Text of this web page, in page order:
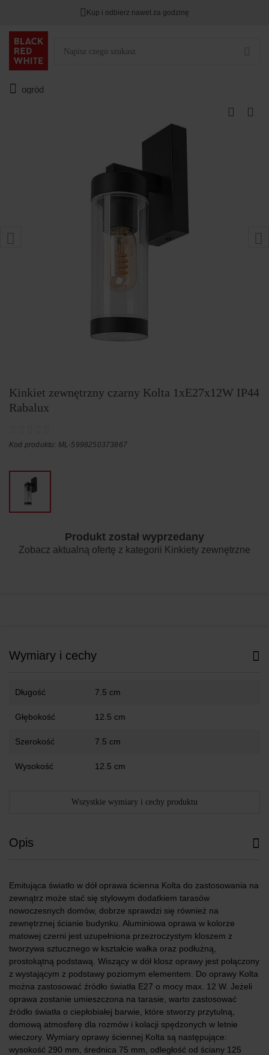
Kup i odbierz nawet za godzinę
ogród
Kinkiet zewnętrzny czarny Kolta 1xE27x12W IP44
Rabalux
Kod produktu: ML-5998250373867
Produkt został wyprzedany
Zobacz aktualną ofertę z kategorii Kinkiety zewnętrzne
Wymiary i cechy
Długość 7.5 cm
Głębokość 12.5 cm
Szerokość 7.5 cm
Wysokość 12.5 cm
Wszystkie wymiary i cechy produktu
Opis
Emitująca światło w dół oprawa ścienna Kolta do zastosowania na
zewnątrz może stać się stylowym dodatkiem tarasów
nowoczesnych domów, dobrze sprawdzi się również na
zewnętrznej ścianie budynku. Aluminiowa oprawa w kolorze
matowej czerni jest uzupełniona przezroczystym kloszem z
tworzywa sztucznego w kształcie wałka oraz podłużną,
prostokątną podstawą. Wiszący w dół klosz oprawy jest połączony
z wystającym z podstawy poziomym elementem. Do oprawy Kolta
można zastosować źródło światła E27 o mocy max. 12 W. Jeżeli
oprawa zostanie umieszczona na tarasie, warto zastosować
źródło światła o ciepłobiałej barwie, które stworzy przytulną,
domową atmosferę dla rozmów i kolacji spędzonych w letnie
wieczory. Wymiary oprawy ściennej Kolta są następujące:
wysokość 290 mm, średnica 75 mm, odległość od ściany 125